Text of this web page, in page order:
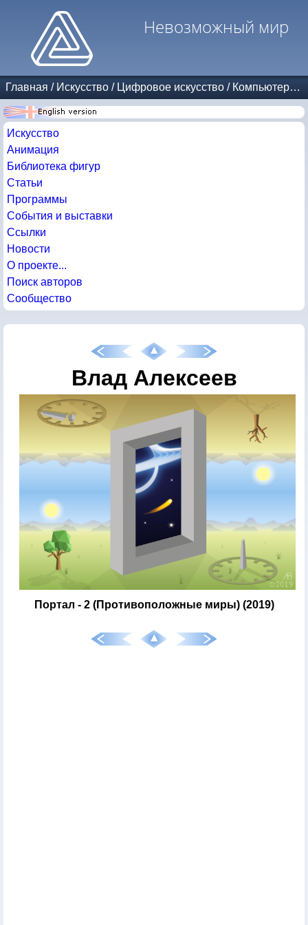
Невозможный мир
Главная / Искусство / Цифровое искусство / Компьютерная графика
Искусство
Анимация
Библиотека фигур
Статьи
Программы
События и выставки
Ссылки
Новости
О проекте...
Поиск авторов
Сообщество
Влад Алексеев
Портал - 2 (Противоположные миры) (2019)